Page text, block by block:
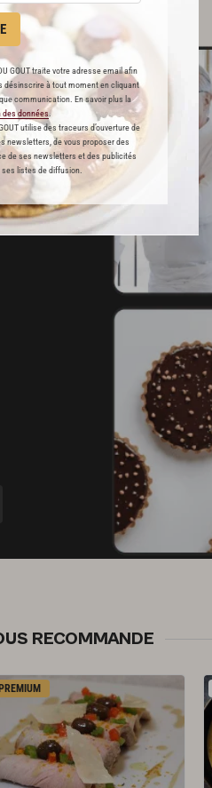
GOUT traite votre adresse email afin
désinscrire à tout moment en cliquant
communication. En savoir plus la
des données.
utilise des traceurs d’ouverture de
newsletters, de vous proposer des
de ses newsletters et des publicités
ses listes de diffusion.
abonnés Premium
RECOMMANDE
PREMIUM